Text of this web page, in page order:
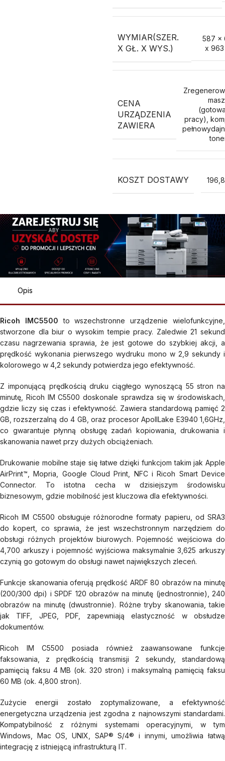
WYMIAR(SZER.
X GŁ. X WYS.)
587 x
x 963
CENA
URZĄDZENIA
ZAWIERA
pracy),
KOSZT DOSTAWY
Opis
Ricoh IMC5500 to wszechstronne urządzenie wielofunkcyjne,
stworzone dla biur o wysokim tempie pracy. Zaledwie 21 sekund
czasu nagrzewania sprawia, że jest gotowe do szybkiej akcji, a
prędkość wykonania pierwszego wydruku mono w 2,9 sekundy i
kolorowego w 4,2 sekundy potwierdza jego efektywność.
Z imponującą prędkością druku ciągłego wynoszącą 55 stron na
minutę, Ricoh IM C5500 doskonale sprawdza się w środowiskach,
gdzie liczy się czas i efektywność. Zawiera standardową pamięć 2
GB, rozszerzalną do 4 GB, oraz procesor ApollLake E3940 1,6GHz,
co gwarantuje płynną obsługę zadań kopiowania, drukowania i
skanowania nawet przy dużych obciążeniach.
Drukowanie mobilne staje się łatwe dzięki funkcjom takim jak Apple
AirPrint™, Mopria, Google Cloud Print, NFC i Ricoh Smart Device
Connector. To istotna cecha w dzisiejszym środowisku
biznesowym, gdzie mobilność jest kluczowa dla efektywności.
Ricoh IM C5500 obsługuje różnorodne formaty papieru, od SRA3
do kopert, co sprawia, że jest wszechstronnym narzędziem do
obsługi różnych projektów biurowych. Pojemność wejściowa do
4,700 arkuszy i pojemność wyjściowa maksymalnie 3,625 arkuszy
czynią go gotowym do obsługi nawet największych zleceń.
Funkcje skanowania oferują prędkość ARDF 80 obrazów na minutę
(200/300 dpi) i SPDF 120 obrazów na minutę (jednostronnie), 240
obrazów na minutę (dwustronnie). Różne tryby skanowania, takie
jak TIFF, JPEG, PDF, zapewniają elastyczność w obsłudze
dokumentów.
Ricoh IM C5500 posiada również zaawansowane funkcje
faksowania, z prędkością transmisji 2 sekundy, standardową
pamięcią faksu 4 MB (ok. 320 stron) i maksymalną pamięcią faksu
60 MB (ok. 4,800 stron).
Zużycie energii zostało zoptymalizowane, a efektywność
energetyczna urządzenia jest zgodna z najnowszymi standardami.
Kompatybilność z różnymi systemami operacyjnymi, w tym
Windows, Mac OS, UNIX, SAP® S/4® i innymi, umożliwia łatwą
integrację z istniejącą infrastrukturą IT.